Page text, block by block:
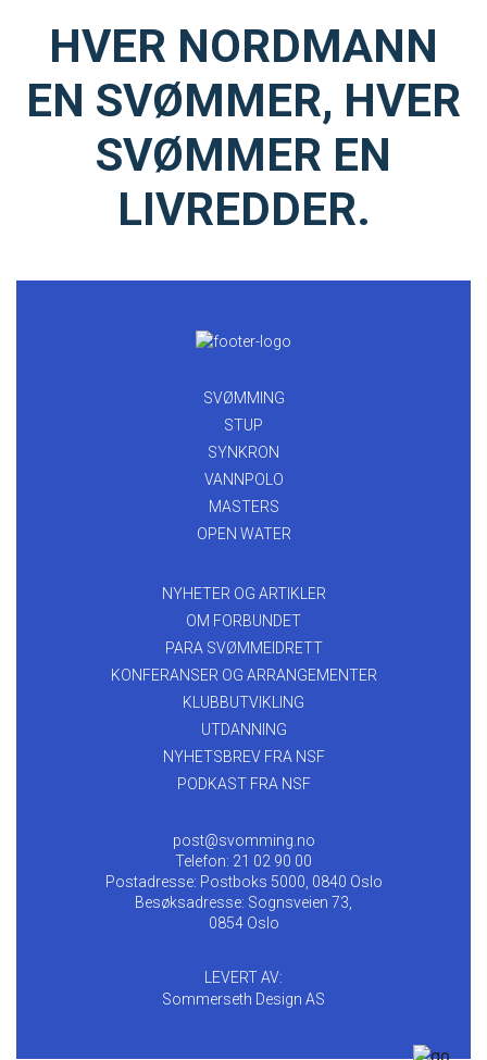
HVER NORDMANN
EN SVØMMER, HVER
SVØMMER EN
LIVREDDER.
SVØMMING
STUP
SYNKRON
VANNPOLO
MASTERS
OPEN WATER
NYHETER OG ARTIKLER
OM FORBUNDET
PARA SVØMMEIDRETT
KONFERANSER OG ARRANGEMENTER
KLUBBUTVIKLING
UTDANNING
NYHETSBREV FRA NSF
PODKAST FRA NSF
post@svomming.no
Telefon: 21 02 90 00
Postadresse: Postboks 5000, 0840 Oslo
Besøksadresse: Sognsveien 73,
0854 Oslo
LEVERT AV:
Sommerseth Design AS